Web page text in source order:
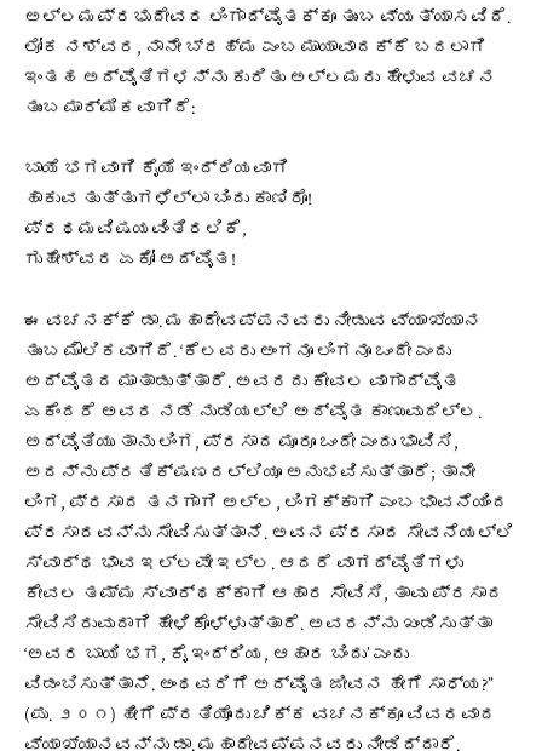
ಅಲ್ಲಮಪ್ರಭುದೇವರ ಲಿಂಗಾದ್ವೈತಕ್ಕೂ ತುಂಬ ವ್ಯತ್ಯಾಸವಿದೆ.
ಲೋಕ ನಶ್ವರ, ನಾನೇ ಬ್ರಹ್ಮ ಎಂಬ ಮಾಯಾವಾದಕ್ಕೆ ಬದಲಾಗಿ
ಇಂತಹ ಅದ್ವೈತಿಗಳನ್ನು ಕುರಿತು ಅಲ್ಲಮರು ಹೇಳುವ ವಚನ
ತುಂಬ ಮಾರ್ಮಿಕವಾಗಿದೆ:
ಬಾಯೆ ಭಗವಾಗಿ ಕೈಯೆ ಇಂದ್ರಿಯವಾಗಿ
ಹಾಕುವ ತುತ್ತುಗಳೆಲ್ಲಾ ಬಿಂದು ಕಾಣಿರೊ!
ಪ್ರಥಮವಿಷಯವಿಂತಿರಲಿಕೆ,
ಗುಹೇಶ್ವರ ಏಕೋ ಅದ್ವೈತ!
ಈ ವಚನಕ್ಕೆ ಡಾ. ಮಹಾದೇವಪ್ಪನವರು ನೀಡುವ ವ್ಯಾಖ್ಯಾನ
ತುಂಬ ಮೌಲಿಕವಾಗಿದೆ. ‘ಕೆಲವರು ಅಂಗನೂ ಲಿಂಗನೂ ಒಂದೇ ಎಂದು
ಅದ್ವೈತದ ಮಾತಾಡುತ್ತಾರೆ. ಅವರದು ಕೇವಲ ವಾಗಾದ್ವೈತ
ಏಕೆಂದರೆ ಅವರ ನಡೆ ನುಡಿಯಲ್ಲಿ ಅದ್ವೈತ ಕಾಣುವುದಿಲ್ಲ.
ಅದ್ವೈತಿಯು ತಾನು ಲಿಂಗ, ಪ್ರಸಾದ ಮೂರೂ ಒಂದೇ ಎಂದು ಭಾವಿಸಿ,
ಅದನ್ನು ಪ್ರತಿಕ್ಷಣದಲ್ಲಿಯೂ ಅನುಭವಿಸುತ್ತಾರೆ; ತಾನೇ
ಲಿಂಗ, ಪ್ರಸಾದ ತನಗಾಗಿ ಅಲ್ಲ, ಲಿಂಗಕ್ಕಾಗಿ ಎಂಬ ಭಾವನೆಯಿಂದ
ಪ್ರಸಾದವನ್ನು ಸೇವಿಸುತ್ತಾನೆ. ಅವನ ಪ್ರಸಾದ ಸೇವನೆಯಲ್ಲಿ
ಸ್ವಾರ್ಥ ಭಾವ ಇಲ್ಲವೇ ಇಲ್ಲ. ಆದರೆ ವಾಗದ್ವೈತಿಗಳು
ಕೇವಲ ತಮ್ಮ ಸ್ವಾರ್ಥಕ್ಕಾಗಿ ಆಹಾರ ಸೇವಿಸಿ, ತಾವು ಪ್ರಸಾದ
ಸೇವಿಸಿರುವುದಾಗಿ ಹೇಳಿಕೊಳ್ಳುತ್ತಾರೆ. ಅವರನ್ನು ಖಂಡಿಸುತ್ತಾ
‘ಅವರ ಬಾಯಿ ಭಗ, ಕೈ ಇಂದ್ರಿಯ, ಆಹಾರ ಬಿಂದು’ ಎಂದು
ವಿಡಂಬಿಸುತ್ತಾನೆ. ಅಂಥವರಿಗೆ ಅದ್ವೈತ ಜೀವನ ಹೇಗೆ ಸಾಧ್ಯ?”
(ಪು. ೨೦೧) ಹೀಗೆ ಪ್ರತಿಯೊಂದು ಚಿಕ್ಕ ವಚನಕ್ಕೂ ವಿವರವಾದ
ವ್ಯಾಖ್ಯಾನವನ್ನು ಡಾ. ಮಹಾದೇವಪ್ಪನವರು ನೀಡಿದ್ದಾರೆ.